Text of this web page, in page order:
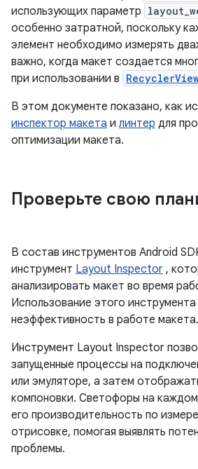
использующих параметр
особенно затратной, поскольку
элемент необходимо измерять
важно, когда макет создается
при использовании в
В этом документе показано, как
инспектор макета и линтер для
оптимизации макета.
Проверьте свою
В состав инструментов Android
инструмент Layout Inspector ,
анализировать макет во время
Использование этого
неэффективность в работе макета.
Инструмент Layout Inspector
запущенные процессы на
или эмуляторе, а затем
компоновки. Светофоры на
его производительность по
отрисовке, помогая выявлять
проблемы.